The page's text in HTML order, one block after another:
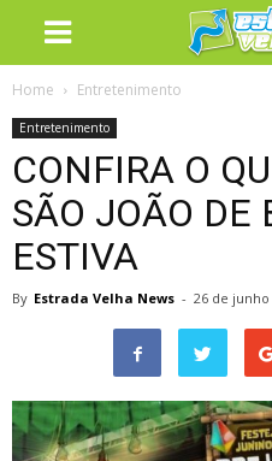
Home Entretenimento
Entretenimento
CONFIRA O
SÃO JOÃO DE
ESTIVA
By Estrada Velha News - 26 de junho